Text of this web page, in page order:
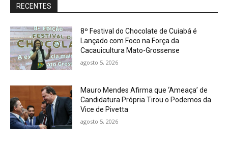
RECENTES
8º Festival do Chocolate de Cuiabá é
Lançado com Foco na Força da
Cacauicultura Mato-Grossense
agosto 5, 2026
Mauro Mendes Afirma que ‘Ameaça’ de
Candidatura Própria Tirou o Podemos da
Vice de Pivetta
agosto 5, 2026